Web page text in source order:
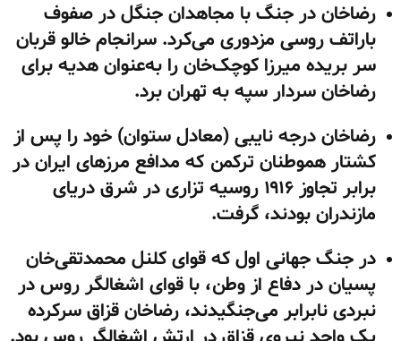
رضاخان در جنگ با مجاهدان جنگل در صفوف
باراتف روسی مزدوری می‌کرد. سرانجام خالو قربان
سر بریده میرزا کوچک‌خان را به‌عنوان هدیه برای
رضاخان سردار سپه به تهران برد.
رضاخان درجه نایبی (معادل ستوان) خود را پس از
کشتار هموطنان ترکمن که مدافع مرزهای ایران در
برابر تجاوز ۱۹۱۶ روسیه تزاری در شرق دریای
مازندران بودند، گرفت.
در جنگ جهانی اول که قوای کلنل محمدتقی‌خان
پسیان در دفاع از وطن، با قوای اشغالگر روس در
نبردی نابرابر می‌جنگیدند، رضاخان قزاق سرکرده